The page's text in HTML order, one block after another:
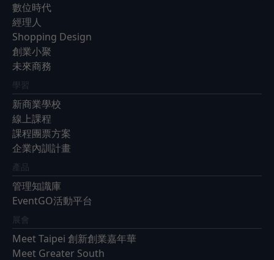
數位時代
經理人
Shopping Design
創業小聚
未來商務
學習
新商業學校
線上課程
課程團票方案
企業內訓計畫
產品
管理知識庫
EventGO活動平台
展會
Meet Taipei 創新創業嘉年華
Meet Greater South